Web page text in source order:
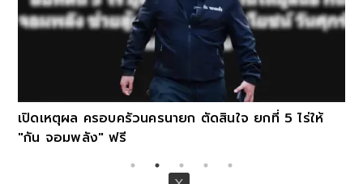
เปิดเหตุผล ครอบครัวนครนายก ตัดสินใจ ยกที่ 5 ไร่ให้
"กัน จอมพลัง" ฟรี